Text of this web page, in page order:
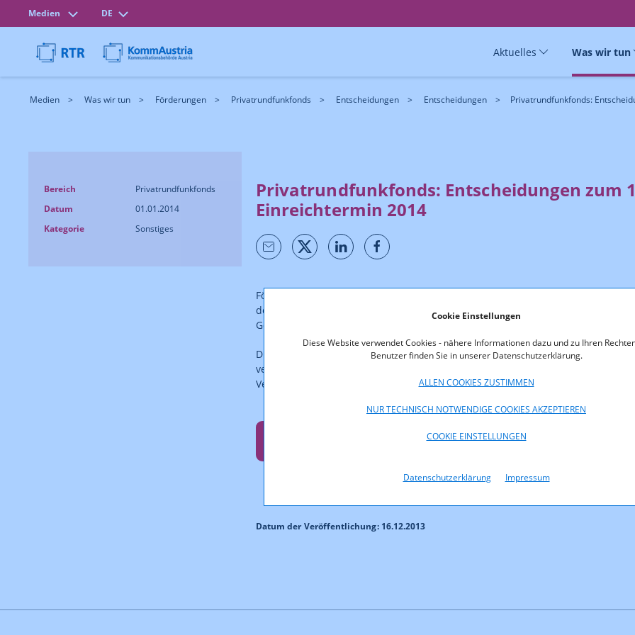
Cookie Einstellungen
Diese Website verwendet Cookies - nähere Informationen dazu und zu Ihren
Benutzer finden Sie in unserer Datenschutzerklärung.
ALLEN COOKIES ZUSTIMMEN
NUR TECHNISCH NOTWENDIGE COOKIES AKZEPTIEREN
COOKIE EINSTELLUNGEN
Datenschutzerklärung Impressum
Medien DE
Aktuelles Was wir tun
Medien Was wir tun Förderungen Privatrundfunkfonds Entscheidungen Entscheidungen Privatrundfunkfonds:
Bereich
Privatrundfunkfonds
Datum
01.01.2014
Kategorie
Sonstiges
Privatrundfunkfonds: Entscheidungen zum
Einreichtermin 2014
Förderentscheidungen werden unter Berücksichtigung des Gesetzes,
der
und nach Stellungnahme des Fachbeirates
Geschäftsführer des Fachbereichs Medien der RTR-GmbH getroffen.
Die Daten stehen über den nachfolgenden Button in elektronisch weiter
verarbeitbaren Formaten (csv, xml, json) sowie zum Abruf als Open Data zur
Verfügung.
Datum der Veröffentlichung: 16.12.2013